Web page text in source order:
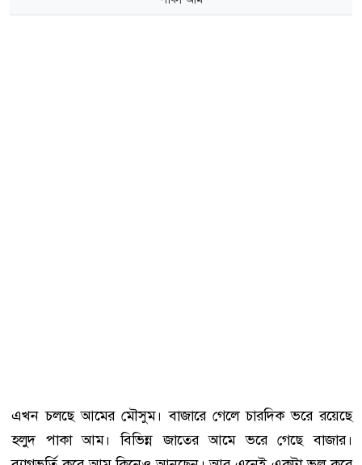
এখন চলছে আমের মৌসুম। বাজারে গেলে চারদিক ভরে রয়েছে
হলুদ পাকা আম। বিভিন্ন জাতের আমে ভরে গেছে বাজার।